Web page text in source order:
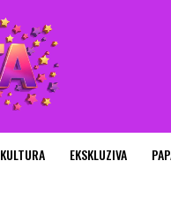
KULTURA EKSKLUZIVA